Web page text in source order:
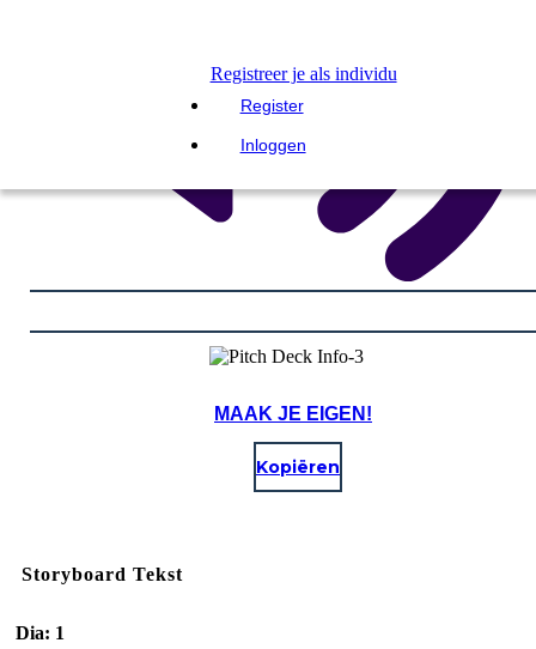
Registreer je als individu
Register
Inloggen
MAAK JE EIGEN!
Kopiëren
Storyboard Tekst
Dia: 1